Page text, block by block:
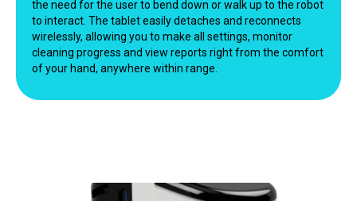
the need for the user to bend down or walk up to the robot
to interact. The tablet easily detaches and reconnects
wirelessly, allowing you to make all settings, monitor
cleaning progress and view reports right from the comfort
of your hand, anywhere within range.